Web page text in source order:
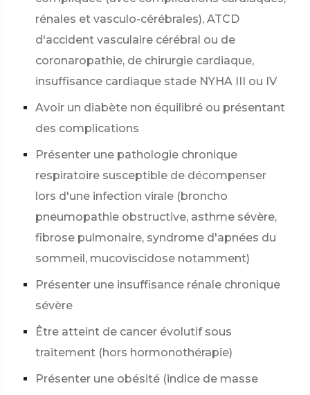
rénales et vasculo-cérébrales), ATCD
d'accident vasculaire cérébral ou de
coronaropathie, de chirurgie cardiaque,
insuffisance cardiaque stade NYHA III ou IV
Avoir un diabète non équilibré ou présentant
des complications
Présenter une pathologie chronique
respiratoire susceptible de décompenser
lors d'une infection virale (broncho
pneumopathie obstructive, asthme sévère,
fibrose pulmonaire, syndrome d'apnées du
sommeil, mucoviscidose notamment)
Présenter une insuffisance rénale chronique
sévère
Être atteint de cancer évolutif sous
traitement (hors hormonothérapie)
Présenter une obésité (indice de masse